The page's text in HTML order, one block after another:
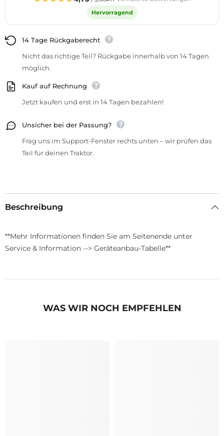
Hervorragend
14 Tage Rückgaberecht
Nicht das richtige Teil? Rückgabe innerhalb von 14 Tagen
möglich.
Kauf auf Rechnung
Jetzt kaufen und erst in 14 Tagen bezahlen!
Unsicher bei der Passung?
Frag uns im Support-Fenster rechts unten – wir prüfen das
Teil für deinen Traktor.
Beschreibung
**Mehr Informationen finden Sie am Seitenende unter
Service & Information --> Geräteanbau-Tabelle**
WAS WIR NOCH EMPFEHLEN